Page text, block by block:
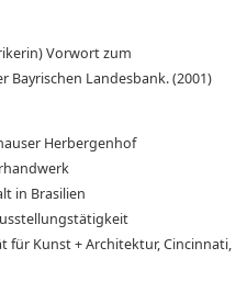
Vorwort zum
Bayrischen Landesbank. (2001)
Herbergenhof
in Brasilien
für Kunst + Architektur, Cincinnati,